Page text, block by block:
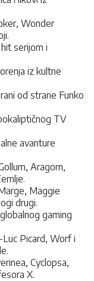
Wonder
serijom i
iz kultne
od strane Funko
TV
avanture
Aragorn,
Maggie
drugi.
gaming
Luc Picard, Worf i
Cyclopsa,
X.